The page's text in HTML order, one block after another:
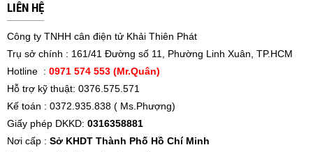
LIÊN HỆ
Công ty TNHH cân điện tử Khải Thiên Phát
Trụ sở chính : 161/41 Đường số 11, Phường Linh Xuân, TP.HCM
Hotline : 0971 574 553 (Mr.Quân)
Hỗ trợ kỹ thuật: 0376.575.571
Kế toán : 0372.935.838 ( Ms.Phượng)
Giấy phép DKKD: 0316358881
Nơi cấp : Sở KHDT Thành Phố Hồ Chí Minh